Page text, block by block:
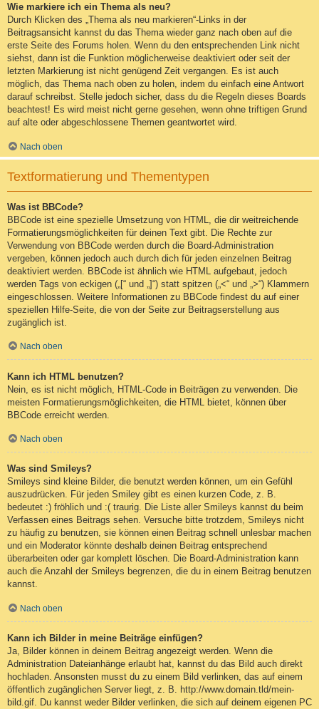
Wie markiere ich ein Thema als neu?
Durch Klicken des „Thema als neu markieren“-Links in der
Beitragsansicht kannst du das Thema wieder ganz nach oben auf die
erste Seite des Forums holen. Wenn du den entsprechenden Link nicht
siehst, dann ist die Funktion möglicherweise deaktiviert oder seit der
letzten Markierung ist nicht genügend Zeit vergangen. Es ist auch
möglich, das Thema nach oben zu holen, indem du einfach eine Antwort
darauf schreibst. Stelle jedoch sicher, dass du die Regeln dieses Boards
beachtest! Es wird meist nicht gerne gesehen, wenn ohne triftigen Grund
auf alte oder abgeschlossene Themen geantwortet wird.
Nach oben
Textformatierung und Thementypen
Was ist BBCode?
BBCode ist eine spezielle Umsetzung von HTML, die dir weitreichende
Formatierungsmöglichkeiten für deinen Text gibt. Die Rechte zur
Verwendung von BBCode werden durch die Board-Administration
vergeben, können jedoch auch durch dich für jeden einzelnen Beitrag
deaktiviert werden. BBCode ist ähnlich wie HTML aufgebaut, jedoch
werden Tags von eckigen („[“ und „]“) statt spitzen („<“ und „>“) Klammern
eingeschlossen. Weitere Informationen zu BBCode findest du auf einer
speziellen Hilfe-Seite, die von der Seite zur Beitragserstellung aus
zugänglich ist.
Nach oben
Kann ich HTML benutzen?
Nein, es ist nicht möglich, HTML-Code in Beiträgen zu verwenden. Die
meisten Formatierungsmöglichkeiten, die HTML bietet, können über
BBCode erreicht werden.
Nach oben
Was sind Smileys?
Smileys sind kleine Bilder, die benutzt werden können, um ein Gefühl
auszudrücken. Für jeden Smiley gibt es einen kurzen Code, z. B.
bedeutet :) fröhlich und :( traurig. Die Liste aller Smileys kannst du beim
Verfassen eines Beitrags sehen. Versuche bitte trotzdem, Smileys nicht
zu häufig zu benutzen, sie können einen Beitrag schnell unlesbar machen
und ein Moderator könnte deshalb deinen Beitrag entsprechend
überarbeiten oder gar komplett löschen. Die Board-Administration kann
auch die Anzahl der Smileys begrenzen, die du in einem Beitrag benutzen
kannst.
Nach oben
Kann ich Bilder in meine Beiträge einfügen?
Ja, Bilder können in deinem Beitrag angezeigt werden. Wenn die
Administration Dateianhänge erlaubt hat, kannst du das Bild auch direkt
hochladen. Ansonsten musst du zu einem Bild verlinken, das auf einem
öffentlich zugänglichen Server liegt, z. B. http://www.domain.tld/mein-
bild.gif. Du kannst weder Bilder verlinken, die sich auf deinem eigenen PC